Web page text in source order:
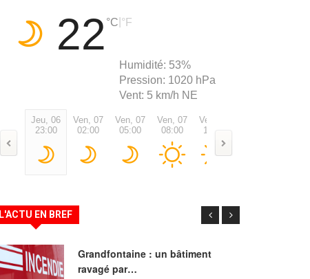
22 °C °F
Humidité: 53%
Pression: 1020 hPa
Vent: 5 km/h NE
Jeu, 06
23:00
Ven, 07
02:00
Ven, 07
05:00
Ven, 07
08:00
Ven, 07
11:00
L'ACTU EN BREF
Grandfontaine : un bâtiment
ravagé par…